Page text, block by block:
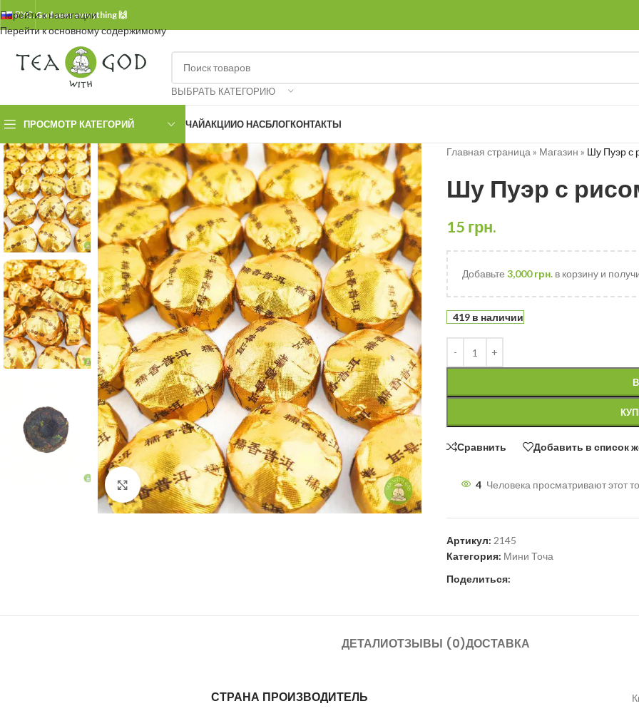
Перейти к навигации
Перейти к основному содержимому
РУС.God sees everything 🙌
ВЫБРАТЬ КАТЕГОРИЮ
ПРОСМОТР КАТЕГОРИЙ ЧАЙАКЦИИО НАСБЛОГКОНТАКТЫ
Нажмите, чтобы увеличить
Главная страница » Магазин » Шу Пуэр с
Шу Пуэр с
15 грн.
Добавьте 3,000грн.в корзину и
419 в наличии
Сравнить Добавить в список
4 Человека просматривают этот
Артикул: 2145
Категория: Мини Точа
Поделиться:
ДЕТАЛИОТЗЫВЫ (0)ДОСТАВКА
СТРАНА ПРОИЗВОДИТЕЛЬ